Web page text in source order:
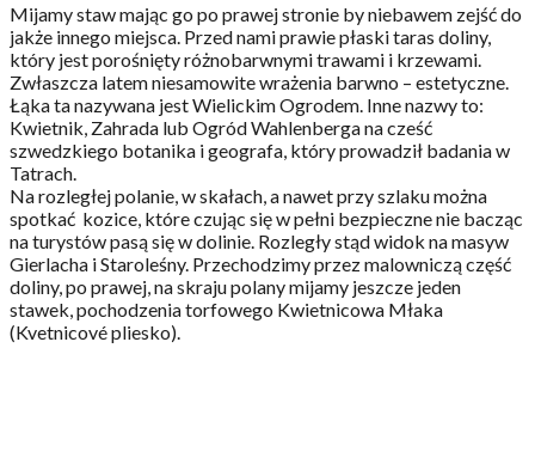
Mijamy staw mając go po prawej stronie by niebawem zejść do
jakże innego miejsca. Przed nami prawie płaski taras doliny,
który jest porośnięty różnobarwnymi trawami i krzewami.
Zwłaszcza latem niesamowite wrażenia barwno – estetyczne.
Łąka ta nazywana jest Wielickim Ogrodem. Inne nazwy to:
Kwietnik, Zahrada lub Ogród Wahlenberga na cześć
szwedzkiego botanika i geografa, który prowadził badania w
Tatrach.
Na rozległej polanie, w skałach, a nawet przy szlaku można
spotkać kozice, które czując się w pełni bezpieczne nie bacząc
na turystów pasą się w dolinie. Rozległy stąd widok na masyw
Gierlacha i Staroleśny. Przechodzimy przez malowniczą część
doliny, po prawej, na skraju polany mijamy jeszcze jeden
stawek, pochodzenia torfowego Kwietnicowa Młaka
(Kvetnicové pliesko).